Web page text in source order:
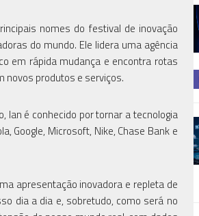
nomes do festival de inovação
do mundo. Ele lidera uma agência
em rápida mudança e encontra rotas
novos produtos e serviços.
é conhecido por tornar a tecnologia
Google, Microsoft, Nike, Chase Bank e
apresentação inovadora e repleta de
dia a dia e, sobretudo, como será no